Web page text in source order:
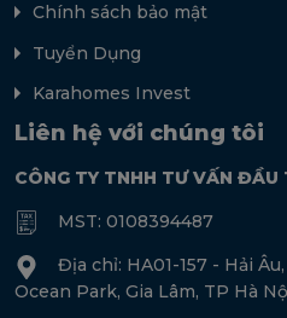
Chính sách bảo mật
Tuyển Dụng
Karahomes Invest
Liên hệ với chúng tôi
CÔNG TY TNHH TƯ VẤN ĐẦU
MST: 0108394487
Địa chỉ: HA01-157 - Hải
Ocean Park, Gia Lâm, TP Hà